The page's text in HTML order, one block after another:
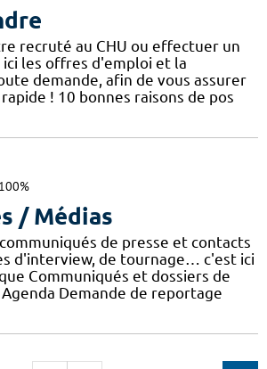
recruté au CHU ou effectuer un
ici les offres d'emploi et la
demande, afin de vous assurer
! 10 bonnes raisons de pos
100%
/ Médias
de presse et contacts
d'interview, de tournage… c'est ici
Communiqués et dossiers de
Demande de reportage